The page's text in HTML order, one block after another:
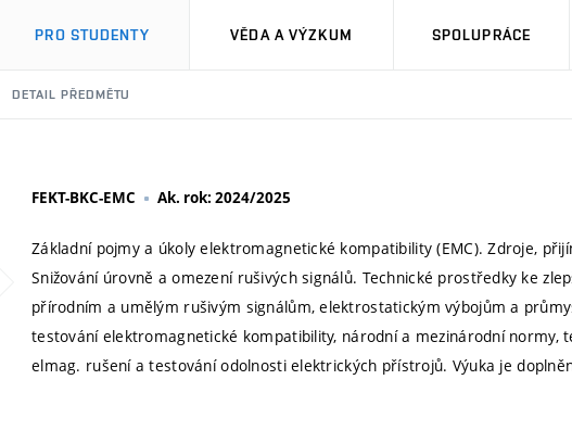
PRO STUDENTY VĚDA A VÝZKUM SPOLUPRÁCE
DETAIL PŘEDMĚTU
FEKT-BKC-EMC Ak. rok: 2024/2025
Základní pojmy a úkoly elektromagnetické kompatibility (EMC). Zdroje,
Snižování úrovně a omezení rušivých signálů. Technické prostředky ke
přírodním a umělým rušivým signálům, elektrostatickým výbojům a
testování elektromagnetické kompatibility, národní a mezinárodní normy,
elmag. rušení a testování odolnosti elektrických přístrojů. Výuka je